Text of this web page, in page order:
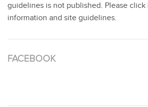
guidelines is not published. Please click
information and site guidelines.
FACEBOOK